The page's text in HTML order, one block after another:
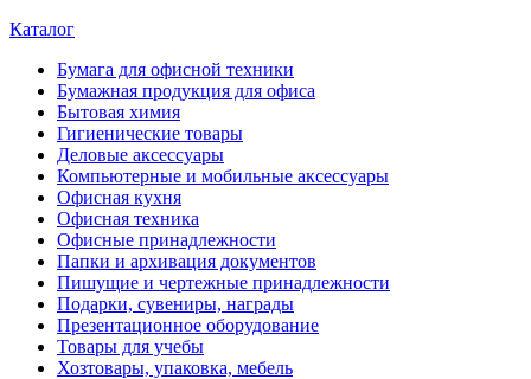
Каталог
Бумага для офисной техники
Бумажная продукция для офиса
Бытовая химия
Гигиенические товары
Деловые аксессуары
Компьютерные и мобильные аксессуары
Офисная кухня
Офисная техника
Офисные принадлежности
Папки и архивация документов
Пишущие и чертежные принадлежности
Подарки, сувениры, награды
Презентационное оборудование
Товары для учебы
Хозтовары, упаковка, мебель